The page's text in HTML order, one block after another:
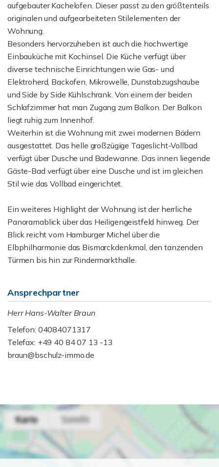
aufgebauter Kachelofen. Dieser passt zu den größtenteils
originalen und aufgearbeiteten Stilelementen der
Wohnung.
Besonders hervorzuheben ist auch die hochwertige
Einbauküche mit Kochinsel. Die Küche verfügt über
diverse technische Einrichtungen wie Gas- und
Elektroherd, Backofen, Mikrowelle, Dunstabzugshaube
und Side by Side Kühlschrank. Von einem der beiden
Schlafzimmer hat man Zugang zum Balkon. Der Balkon
liegt ruhig zum Innenhof.
Weiterhin ist die Wohnung mit zwei modernen Bädern
ausgestattet. Das helle großzügige Tageslicht-Vollbad
verfügt über Dusche und Badewanne. Das innen liegende
Gäste-Bad verfügt über eine Dusche und ist im gleichen
Stil wie das Vollbad eingerichtet.
Ein weiteres Highlight der Wohnung ist der herrliche
Panoramablick über das Heiligengeistfeld hinweg. Der
Blick reicht vom Hamburger Michel über die
Elbphilharmonie das Bismarckdenkmal, den tanzenden
Türmen bis hin zur Rindermarkthalle.
Ansprechpartner
Herr Hans-Walter Braun
Telefon: 04084071317
Telefax: +49 40 84 07 13 -13
braun@bschulz-immo.de